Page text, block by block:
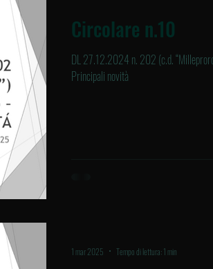
Circolare n.10
DL 27.12.2024 n. 202 (c.d.
Principali novità
1 mar 2025 Tempo di lettura: 1 min